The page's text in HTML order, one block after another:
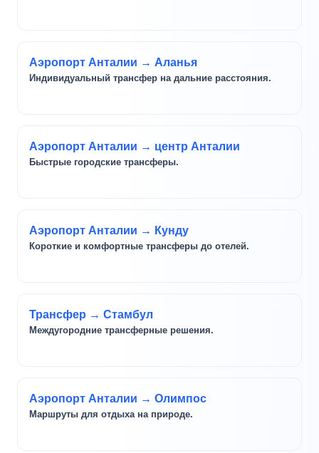
Аэропорт Анталии → Аланья
Индивидуальный трансфер на дальние расстояния.
Аэропорт Анталии → центр Анталии
Быстрые городские трансферы.
Аэропорт Анталии → Кунду
Короткие и комфортные трансферы до отелей.
Трансфер → Стамбул
Междугородние трансферные решения.
Аэропорт Анталии → Олимпос
Маршруты для отдыха на природе.